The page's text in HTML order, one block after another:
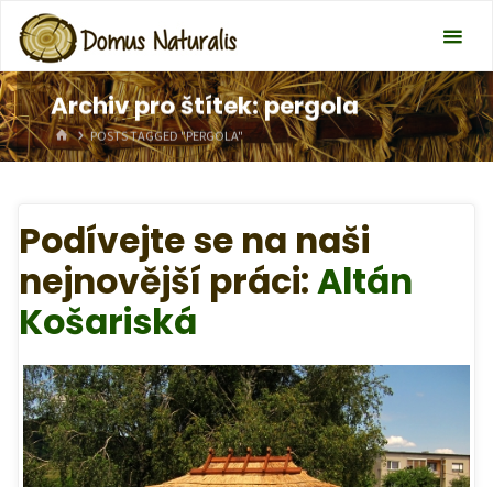
Archiv pro štítek: pergola
HOMEPOSTS TAGGED "PERGOLA"
Podívejte se na naši
nejnovější práci:Altán
Košariská